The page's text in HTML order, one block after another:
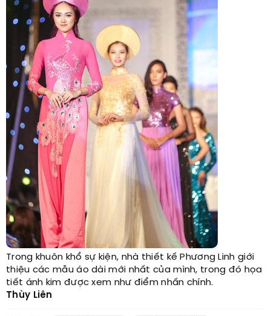
Trong khuôn khổ sự kiện, nhà thiết kế Phương Linh giới
thiệu các mẫu áo dài mới nhất của mình, trong đó họa
tiết ánh kim được xem như điểm nhấn chính.
Thùy Liên